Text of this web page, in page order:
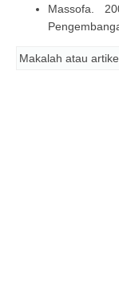
Massofa.
Makalah atau